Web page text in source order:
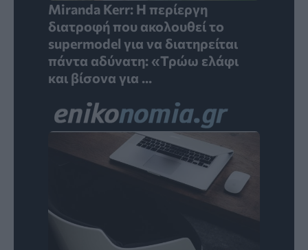
Miranda Kerr: Η περίεργη
διατροφή που ακολουθεί το
supermodel για να διατηρείται
πάντα αδύνατη: «Τρώω ελάφι
και βίσονα για ...